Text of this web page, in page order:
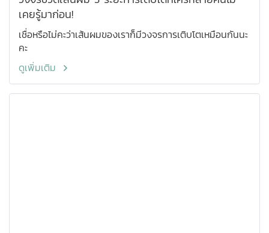
เคยรู้มาก่อน!
เชื่อหรือไม่คะว่าเส้นผมของเราก็มีวงจรการเติบโตเหมือนกันนะ
คะ
ดูเพิ่มเติม